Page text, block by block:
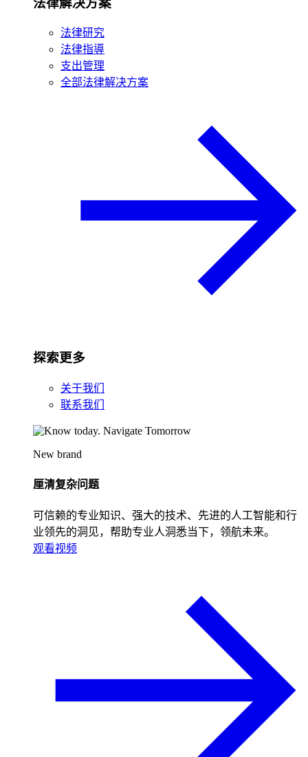
法律解决方案
法律研究
法律指導
支出管理
全部法律解决方案
探索更多
关于我们
联系我们
New brand
厘清复杂问题
可信赖的专业知识、强大的技术、先进的人工智能和行
业领先的洞见，帮助专业人洞悉当下，领航未来。
观看视频